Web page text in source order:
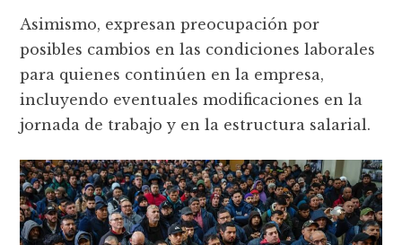
Asimismo, expresan preocupación por
posibles cambios en las condiciones laborales
para quienes continúen en la empresa,
incluyendo eventuales modificaciones en la
jornada de trabajo y en la estructura salarial.